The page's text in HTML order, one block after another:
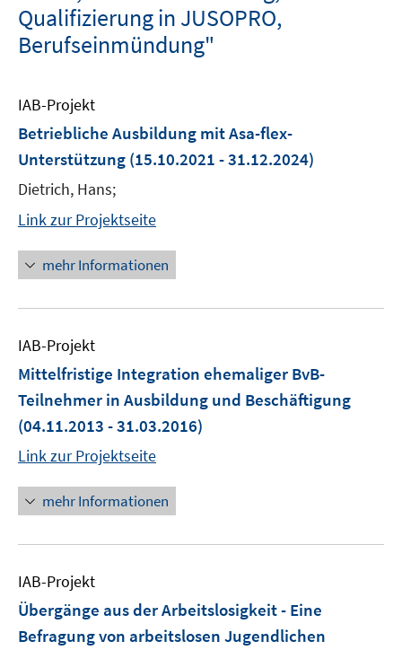
Qualifizierung in JUSOPRO,
Berufseinmündung"
IAB-Projekt
Betriebliche Ausbildung mit Asa-flex-
Unterstützung (15.10.2021 - 31.12.2024)
Dietrich, Hans;
Link zur Projektseite
mehr Informationen
IAB-Projekt
Mittelfristige Integration ehemaliger BvB-
Teilnehmer in Ausbildung und Beschäftigung
(04.11.2013 - 31.03.2016)
Link zur Projektseite
mehr Informationen
IAB-Projekt
Übergänge aus der Arbeitslosigkeit - Eine
Befragung von arbeitslosen Jugendlichen